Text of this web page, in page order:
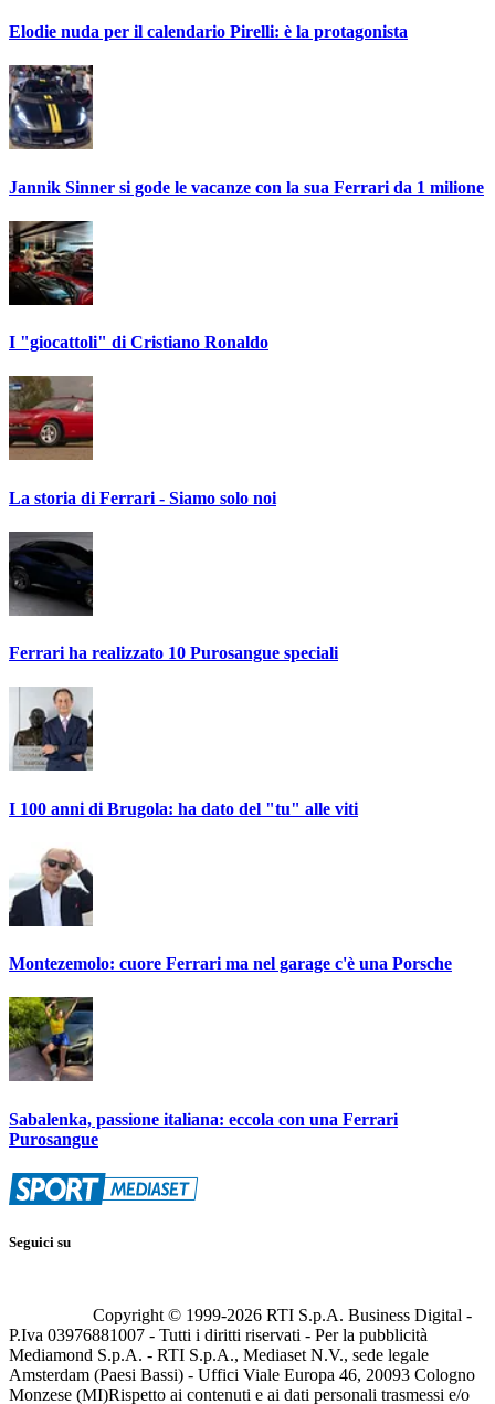
Elodie nuda per il calendario Pirelli: è la protagonista
Jannik Sinner si gode le vacanze con la sua Ferrari da 1 milione
I "giocattoli" di Cristiano Ronaldo
La storia di Ferrari - Siamo solo noi
Ferrari ha realizzato 10 Purosangue speciali
I 100 anni di Brugola: ha dato del "tu" alle viti
Montezemolo: cuore Ferrari ma nel garage c'è una Porsche
Sabalenka, passione italiana: eccola con una Ferrari
Purosangue
Seguici su
Copyright © 1999-2026 RTI S.p.A. Business Digital -
P.Iva 03976881007 - Tutti i diritti riservati - Per la pubblicità
Mediamond S.p.A. - RTI S.p.A., Mediaset N.V., sede legale
Amsterdam (Paesi Bassi) - Uffici Viale Europa 46, 20093 Cologno
Monzese (MI)Rispetto ai contenuti e ai dati personali trasmessi e/o